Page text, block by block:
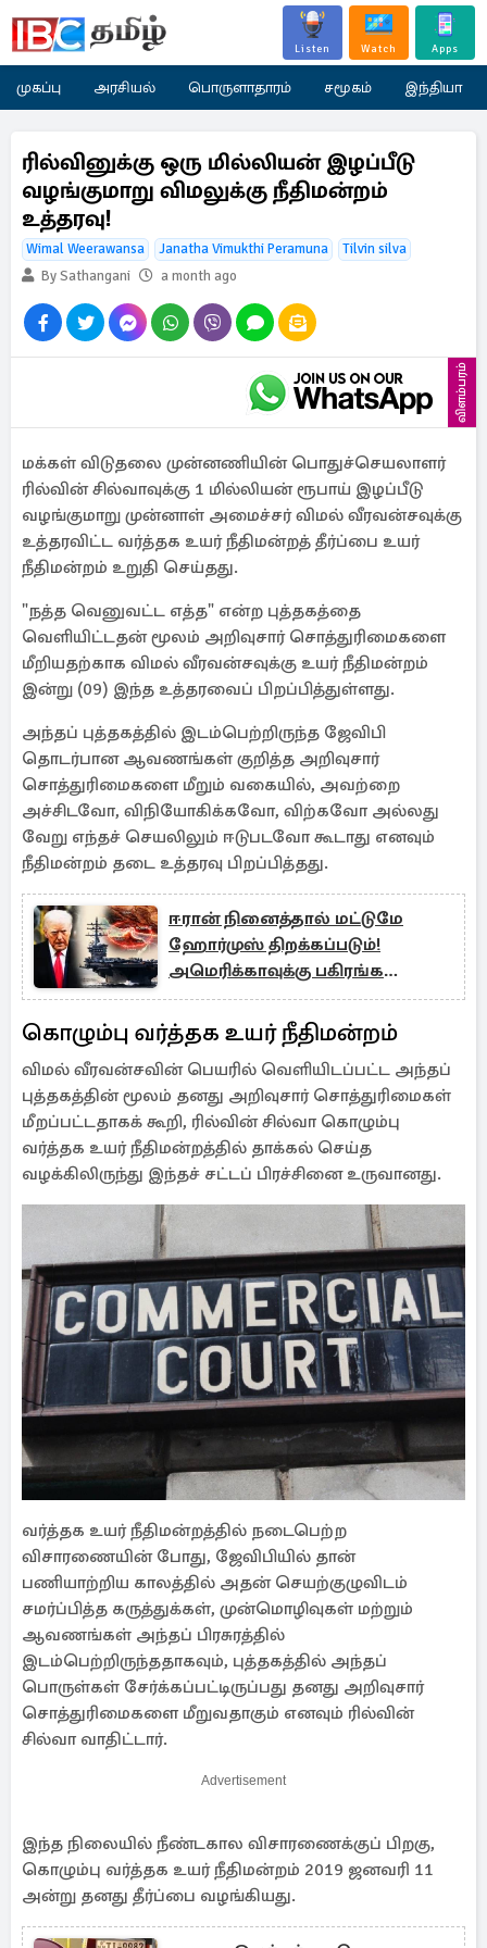
Listen Watch Apps
முகப்பு அரசியல் பொருளாதாரம் சமூகம் இந்தியா
ரில்வினுக்கு ஒரு மில்லியன் இழப்பீடு
வழங்குமாறு விமலுக்கு நீதிமன்றம்
உத்தரவு!
Wimal Weerawansa Janatha Vimukthi Peramuna
Tilvin silva
By Sathangani
a month ago
விளம்பரம்
மக்கள் விடுதலை முன்னணியின் பொதுச்செயலாளர்
ரில்வின் சில்வாவுக்கு 1 மில்லியன் ரூபாய் இழப்பீடு
வழங்குமாறு முன்னாள் அமைச்சர் விமல் வீரவன்சவுக்கு
உத்தரவிட்ட வர்த்தக உயர் நீதிமன்றத் தீர்ப்பை உயர்
நீதிமன்றம் உறுதி செய்தது.
"நத்த வெனுவட்ட எத்த" என்ற புத்தகத்தை
வெளியிட்டதன் மூலம் அறிவுசார் சொத்துரிமைகளை
மீறியதற்காக விமல் வீரவன்சவுக்கு உயர் நீதிமன்றம்
இன்று (09) இந்த உத்தரவைப் பிறப்பித்துள்ளது.
அந்தப் புத்தகத்தில் இடம்பெற்றிருந்த ஜேவிபி
தொடர்பான ஆவணங்கள் குறித்த அறிவுசார்
சொத்துரிமைகளை மீறும் வகையில், அவற்றை
அச்சிடவோ, விநியோகிக்கவோ, விற்கவோ அல்லது
வேறு எந்தச் செயலிலும் ஈடுபடவோ கூடாது எனவும்
நீதிமன்றம் தடை உத்தரவு பிறப்பித்தது.
ஈரான் நினைத்தால் மட்டுமே
ஹோர்முஸ் திறக்கப்படும்!
அமெரிக்காவுக்கு பகிரங்க
எச்சரிக்கை
கொழும்பு வர்த்தக உயர் நீதிமன்றம்
விமல் வீரவன்சவின் பெயரில் வெளியிடப்பட்ட அந்தப்
புத்தகத்தின் மூலம் தனது அறிவுசார் சொத்துரிமைகள்
மீறப்பட்டதாகக் கூறி, ரில்வின் சில்வா கொழும்பு
வர்த்தக உயர் நீதிமன்றத்தில் தாக்கல் செய்த
வழக்கிலிருந்து இந்தச் சட்டப் பிரச்சினை உருவானது.
வர்த்தக உயர் நீதிமன்றத்தில் நடைபெற்ற
விசாரணையின் போது, ஜேவிபியில் தான்
பணியாற்றிய காலத்தில் அதன் செயற்குழுவிடம்
சமர்ப்பித்த கருத்துக்கள், முன்மொழிவுகள் மற்றும்
ஆவணங்கள் அந்தப் பிரசுரத்தில்
இடம்பெற்றிருந்ததாகவும், புத்தகத்தில் அந்தப்
பொருள்கள் சேர்க்கப்பட்டிருப்பது தனது அறிவுசார்
சொத்துரிமைகளை மீறுவதாகும் எனவும் ரில்வின்
சில்வா வாதிட்டார்.
Advertisement
இந்த நிலையில் நீண்டகால விசாரணைக்குப் பிறகு,
கொழும்பு வர்த்தக உயர் நீதிமன்றம் 2019 ஜனவரி 11
அன்று தனது தீர்ப்பை வழங்கியது.